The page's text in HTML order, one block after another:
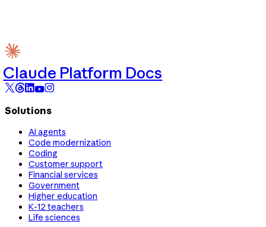
Claude Platform Docs
Solutions
AI agents
Code modernization
Coding
Customer support
Financial services
Government
Higher education
K-12 teachers
Life sciences